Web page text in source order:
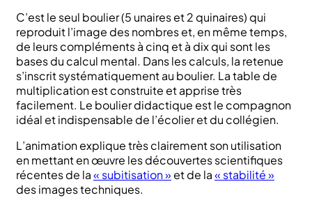
C’est le seul boulier (5 unaires et 2 quinaires) qui
reproduit l’image des nombres et, en même temps,
de leurs compléments à cinq et à dix qui sont les
bases du calcul mental. Dans les calculs, la retenue
s’inscrit systématiquement au boulier. La table de
multiplication est construite et apprise très
facilement. Le boulier didactique est le compagnon
idéal et indispensable de l’écolier et du collégien.
L’animation explique très clairement son utilisation
en mettant en œuvre les découvertes scientifiques
récentes de la« subitisation »et de la« stabilité »
des images techniques.